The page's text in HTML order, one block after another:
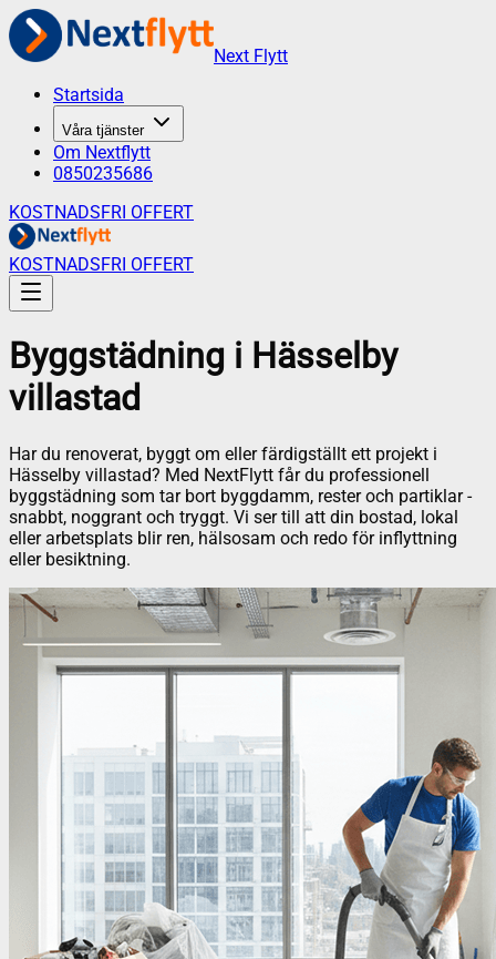
Next Flytt
Startsida
Våra tjänster
Om Nextflytt
0850235686
KOSTNADSFRI OFFERT
KOSTNADSFRI OFFERT
Byggstädning i Hässelby
villastad
Har du renoverat, byggt om eller färdigställt ett projekt i
Hässelby villastad? Med NextFlytt får du professionell
byggstädning som tar bort byggdamm, rester och partiklar -
snabbt, noggrant och tryggt. Vi ser till att din bostad, lokal
eller arbetsplats blir ren, hälsosam och redo för inflyttning
eller besiktning.